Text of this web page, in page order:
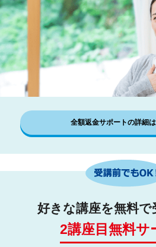
全額返金サポートの詳細
好きな講座を無料で
2講座目無料サ